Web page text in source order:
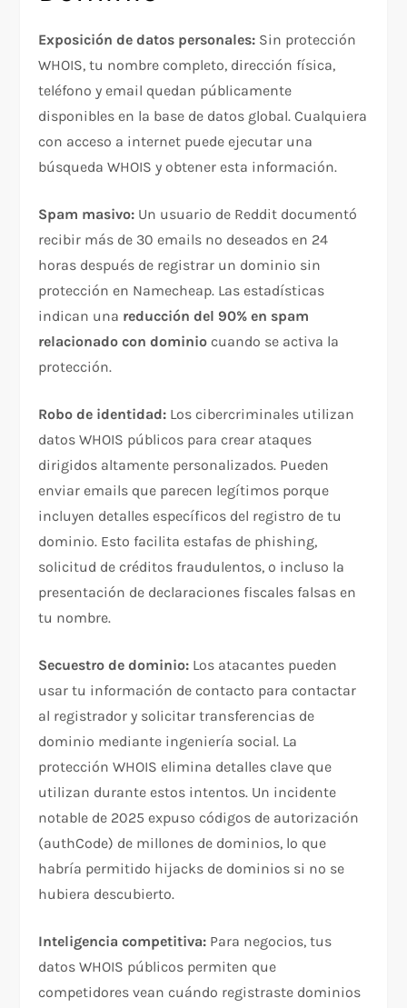
Exposición de datos personales: Sin protección
WHOIS, tu nombre completo, dirección física,
teléfono y email quedan públicamente
disponibles en la base de datos global. Cualquiera
con acceso a internet puede ejecutar una
búsqueda WHOIS y obtener esta información.​
Spam masivo: Un usuario de Reddit documentó
recibir más de 30 emails no deseados en 24
horas después de registrar un dominio sin
protección en Namecheap. Las estadísticas
indican una reducción del 90% en spam
relacionado con dominio cuando se activa la
protección.​
Robo de identidad: Los cibercriminales utilizan
datos WHOIS públicos para crear ataques
dirigidos altamente personalizados. Pueden
enviar emails que parecen legítimos porque
incluyen detalles específicos del registro de tu
dominio. Esto facilita estafas de phishing,
solicitud de créditos fraudulentos, o incluso la
presentación de declaraciones fiscales falsas en
tu nombre.​
Secuestro de dominio: Los atacantes pueden
usar tu información de contacto para contactar
al registrador y solicitar transferencias de
dominio mediante ingeniería social. La
protección WHOIS elimina detalles clave que
utilizan durante estos intentos. Un incidente
notable de 2025 expuso códigos de autorización
(authCode) de millones de dominios, lo que
habría permitido hijacks de dominios si no se
hubiera descubierto.​
Inteligencia competitiva: Para negocios, tus
datos WHOIS públicos permiten que
competidores vean cuándo registraste dominios